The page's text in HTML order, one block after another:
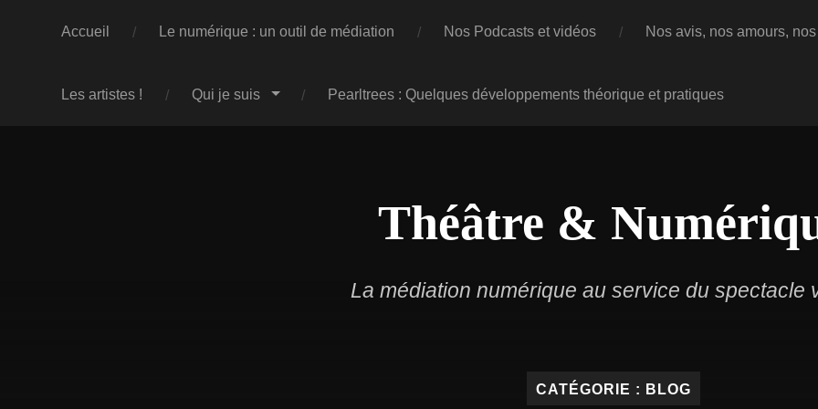
Accueil Le numérique : un outil de médiation Nos Podcasts et vidéos Nos avis, nos amours,
Les artistes ! Qui je suis Pearltrees : Quelques développements théorique et pratiques
Théâtre &
La médiation numérique au service du spectacle
CATÉGORIE : BLOG